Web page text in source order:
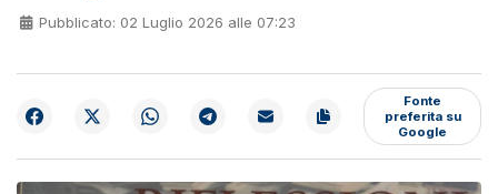
Pubblicato: 02 Luglio 2026 alle 07:23
Fonte
preferita su
Google